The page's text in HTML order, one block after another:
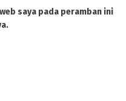
saya pada peramban ini